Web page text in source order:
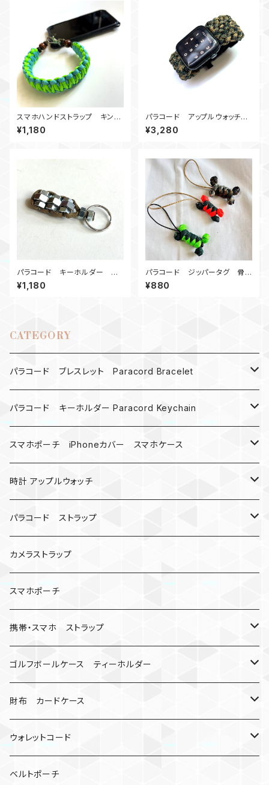
スマホハンドストラップ キング
コブラ パラコードSgTb
¥1,180
パラコード アップルウォッチバ
ンド サバイバルツール_44_C18
0 Apple Watch
¥3,280
パラコード キーホルダー ナ
ット_CLICKY_カーキ
¥1,180
パラコード ジッパータグ 骨
骨 カラーランダム3個1セット
¥880
CATEGORY
パラコード ブレスレット Paracord Bracelet
MAD MAX
バックル
バックル無し
シャックル
数珠
パラコード キーホルダー Paracord Keychain
ハロウィン
コンパス
ベルトループ
クボタン
キーケース
人形
忍者
ミイラ
キャンプ道具
ナット
レザーマン
マルチツール
スマホポーチ iPhoneカバー スマホケース
楽天ミニ ケース
iPhone
時計 アップルウォッチ
カナビラウォッチ
腕時計
アップルウォッチ
バックル
マッドマックス
パラコード ストラップ
サバイバルツール
カメラストラップ
スマホポーチ
携帯・スマホ ストラップ
ネックストラップ・ショルダーストラップ
ハンドストラップ
リングストラップ
ゴルフボールケース ティーホルダー
ゴルフマーカー
ゴルフボールケース
ティーホルダー
財布 カードケース
コインケース
チューブ
ウォレットコード
2カラー
ベルトポーチ